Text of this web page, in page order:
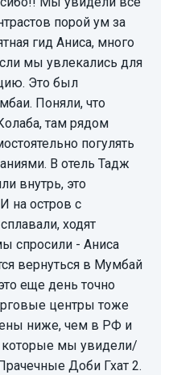
порой ум за
гид Аниса, много
мы увлекались для
Это был
Поняли, что
там рядом
погулять
В отель Тадж
внутрь, это
на остров с
ходят
спросили - Аниса
вернуться в Мумбай
еще день точно
центры тоже
ниже, чем в РФ и
которые мы увидели/
Доби Гхат 2.